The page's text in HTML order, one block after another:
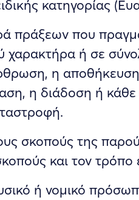
κατηγορίας
πράξεων που
ή σε
η
η διάδοση ή
σκοπούς της
και τον
ή νομικό